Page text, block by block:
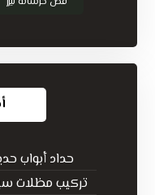
حداد أبواب حديد
تركيب مظلات سيارات